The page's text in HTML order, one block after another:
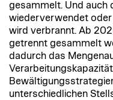
gesammelt. Und auch
wiederverwendet oder
wird verbrannt. Ab
getrennt gesammelt
dadurch das
unterschiedlichen